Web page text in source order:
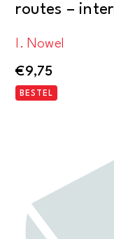
routes –
I. Nowel
€9,75
BESTEL